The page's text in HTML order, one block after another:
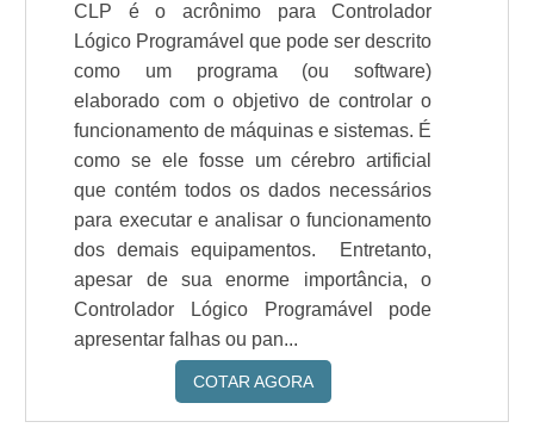
CLP é o acrônimo para Controlador
Lógico Programável que pode ser descrito
como um programa (ou software)
elaborado com o objetivo de controlar o
funcionamento de máquinas e sistemas. É
como se ele fosse um cérebro artificial
que contém todos os dados necessários
para executar e analisar o funcionamento
dos demais equipamentos. Entretanto,
apesar de sua enorme importância, o
Controlador Lógico Programável pode
apresentar falhas ou pan...
COTAR AGORA